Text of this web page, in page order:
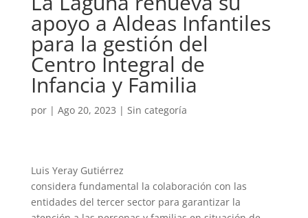
apoyo a Aldeas Infantiles
para la gestión del
Centro Integral de
Infancia y Familia
por | Ago 20, 2023 | Sin categoría
Luis Yeray Gutiérrez
considera fundamental la colaboración con las
entidades del tercer sector para garantizar la